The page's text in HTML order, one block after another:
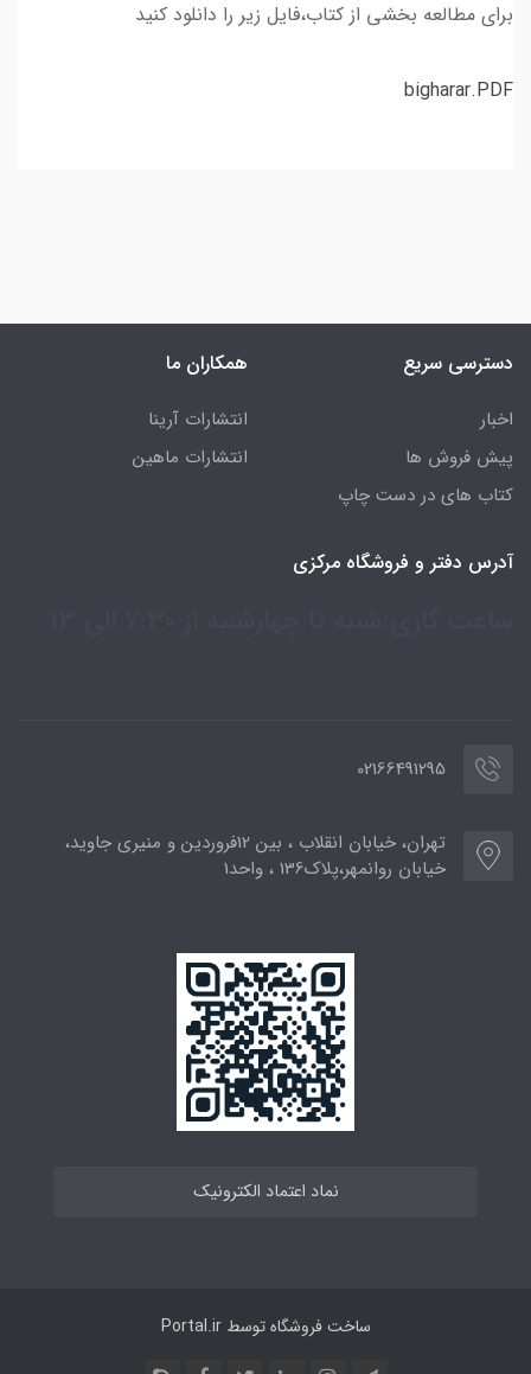
برای مطالعه بخشی از کتاب،فایل زیر را دانلود کنید
bigharar.PDF
دسترسی سریع
اخبار
پیش فروش ها
کتاب های در دست چاپ
همکاران ما
انتشارات آرینا
انتشارات ماهین
آدرس دفتر و فروشگاه مرکزی
02166491295
تهران، خیابان انقلاب ، بین 12فروردین و منیری جاوید،
خیابان روانمهر،پلاک136 ، واحد1
نماد اعتماد الکترونیک
ساخت فروشگاه توسطPortal.ir